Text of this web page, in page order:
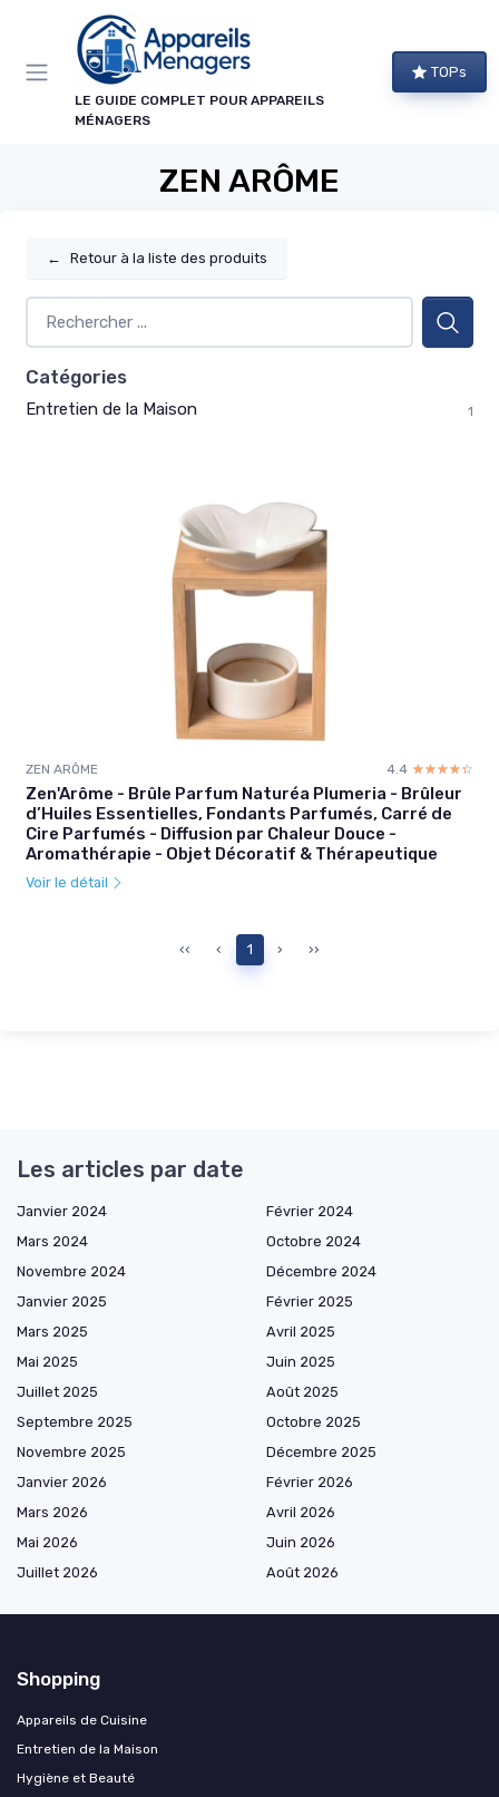
LE GUIDE COMPLET POUR APPAREILS
MÉNAGERS
TOPs
ZEN ARÔME
← Retour à la liste des produits
Catégories
Entretien de la Maison 1
ZEN ARÔME 4.4 ☆☆☆☆☆
★★★★★
Zen'Arôme - Brûle Parfum Naturéa Plumeria - Brûleur
d’Huiles Essentielles, Fondants Parfumés, Carré de
Cire Parfumés - Diffusion par Chaleur Douce -
Aromathérapie - Objet Décoratif & Thérapeutique
Voir le détail
‹‹ ‹ 1 › ››
Les articles par date
Janvier 2024
Février 2024
Mars 2024
Octobre 2024
Novembre 2024
Décembre 2024
Janvier 2025
Février 2025
Mars 2025
Avril 2025
Mai 2025
Juin 2025
Juillet 2025
Août 2025
Septembre 2025
Octobre 2025
Novembre 2025
Décembre 2025
Janvier 2026
Février 2026
Mars 2026
Avril 2026
Mai 2026
Juin 2026
Juillet 2026
Août 2026
Shopping
Appareils de Cuisine
Entretien de la Maison
Hygiène et Beauté
Panneau de gestion des cookies